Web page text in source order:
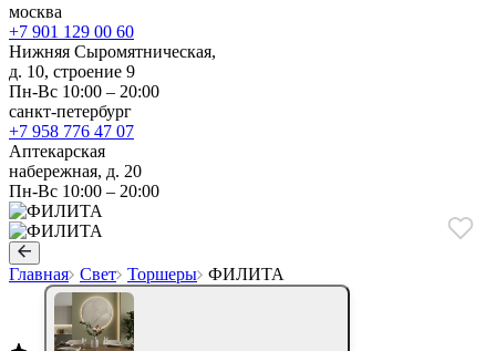
москва
+7 901 129 00 60
Нижняя Сыромятническая,
д. 10, строение 9
Пн-Вс 10:00 – 20:00
санкт-петербург
+7 958 776 47 07
Аптекарская
набережная, д. 20
Пн-Вс 10:00 – 20:00
Главная Свет Торшеры ФИЛИТА